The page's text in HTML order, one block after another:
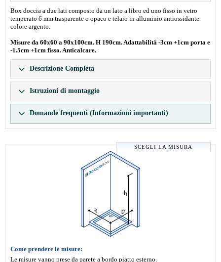
Box doccia a due lati composto da un lato a libro ed uno fisso in vetro
temperato 6 mm trasparente o opaco e telaio in alluminio antiossidante
colore argento.
Misure da 60x60 a 90x100cm. H 190cm. Adattabilità -3cm +1cm porta e
-1.5cm +1cm fisso. Anticalcare.
Descrizione Completa
Istruzioni di montaggio
Domande frequenti (Informazioni importanti)
SCEGLI LA MISURA
Come prendere le misure:
Le misure vanno prese da parete a bordo piatto esterno.